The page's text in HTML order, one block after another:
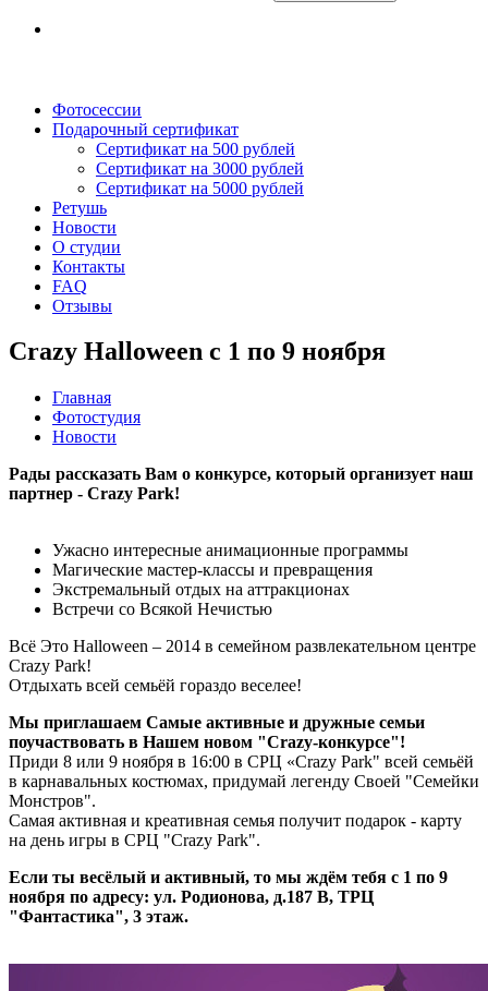
Фотосессии
Подарочный сертификат
Сертификат на 500 рублей
Сертификат на 3000 рублей
Сертификат на 5000 рублей
Ретушь
Новости
О студии
Контакты
FAQ
Отзывы
Crazy Halloween c 1 по 9 ноября
Главная
Фотостудия
Новости
Рады рассказать Вам о конкурсе, который организует наш
партнер - Crazy Park!
Ужасно интересные анимационные программы
Магические мастер-классы и превращения
Экстремальный отдых на аттракционах
Встречи со Всякой Нечистью
Всё Это Halloween – 2014 в семейном развлекательном центре
Crazy Park!
Отдыхать всей семьёй гораздо веселее!
Мы приглашаем Самые активные и дружные семьи
поучаствовать в Нашем новом "Crazy-конкурсе"!
Приди 8 или 9 ноября в 16:00 в СРЦ «Crazy Park" всей семьёй
в карнавальных костюмах, придумай легенду Своей "Семейки
Монстров".
Самая активная и креативная семья получит подарок - карту
на день игры в СРЦ "Crazy Park".
Если ты весёлый и активный, то мы ждём тебя с 1 по 9
ноября по адресу: ул. Родионова, д.187 В, ТРЦ
"Фантастика", 3 этаж.